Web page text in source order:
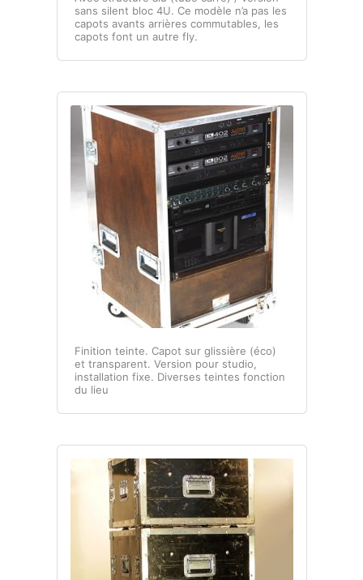
sans silent bloc 4U. Ce modèle n’a pas les
capots avants arrières commutables, les
capots font un autre fly.
Finition teinte. Capot sur glissière (éco)
et transparent. Version pour studio,
installation fixe. Diverses teintes fonction
du lieu